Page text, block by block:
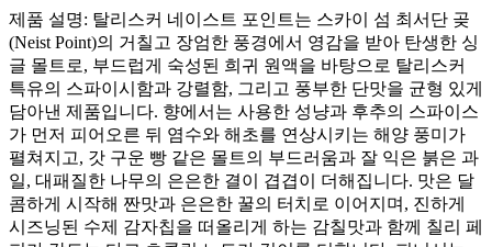
제품 설명: 탈리스커 네이스트 포인트는 스카이 섬 최서단 곶
(Neist Point)의 거칠고 장엄한 풍경에서 영감을 받아 탄생한 싱
글 몰트로, 부드럽게 숙성된 희귀 원액을 바탕으로 탈리스커
특유의 스파이시함과 강렬함, 그리고 풍부한 단맛을 균형 있게
담아낸 제품입니다. 향에서는 사용한 성냥과 후추의 스파이스
가 먼저 피어오른 뒤 염수와 해초를 연상시키는 해양 풍미가
펼쳐지고, 갓 구운 빵 같은 몰트의 부드러움과 잘 익은 붉은 과
일, 대패질한 나무의 은은한 결이 겹겹이 더해집니다. 맛은 달
콤하게 시작해 짠맛과 은은한 꿀의 터치로 이어지며, 진하게
시즈닝된 수제 감자칩을 떠올리게 하는 감칠맛과 함께 칠리 페